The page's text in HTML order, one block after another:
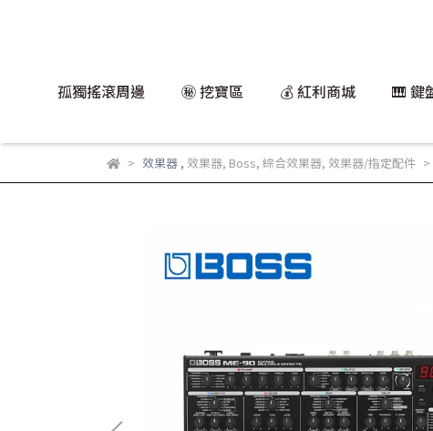
孤獨搖滾周邊 ㊙️ 挖寶區 💰 紅利商城 🎹 鍵
效果器, 效果器, Boss, 綜合效果器, 效果器/指定配件